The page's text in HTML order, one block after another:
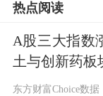
热点阅读
A股三大指数
土与创新药板
东方财富Choice数据